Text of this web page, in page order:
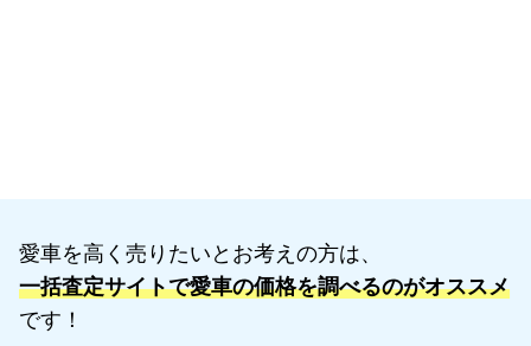
愛車を高く売りたいとお考えの方は、
一括査定サイトで愛車の価格を調べるのがオススメ
です！